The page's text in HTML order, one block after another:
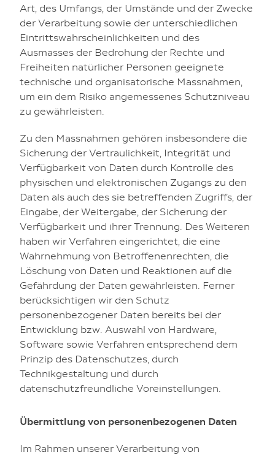
Art, des Umfangs, der Umstände und der Zwecke
der Verarbeitung sowie der unterschiedlichen
Eintrittswahrscheinlichkeiten und des
Ausmasses der Bedrohung der Rechte und
Freiheiten natürlicher Personen geeignete
technische und organisatorische Massnahmen,
um ein dem Risiko angemessenes Schutzniveau
zu gewährleisten.
Zu den Massnahmen gehören insbesondere die
Sicherung der Vertraulichkeit, Integrität und
Verfügbarkeit von Daten durch Kontrolle des
physischen und elektronischen Zugangs zu den
Daten als auch des sie betreffenden Zugriffs, der
Eingabe, der Weitergabe, der Sicherung der
Verfügbarkeit und ihrer Trennung. Des Weiteren
haben wir Verfahren eingerichtet, die eine
Wahrnehmung von Betroffenenrechten, die
Löschung von Daten und Reaktionen auf die
Gefährdung der Daten gewährleisten. Ferner
berücksichtigen wir den Schutz
personenbezogener Daten bereits bei der
Entwicklung bzw. Auswahl von Hardware,
Software sowie Verfahren entsprechend dem
Prinzip des Datenschutzes, durch
Technikgestaltung und durch
datenschutzfreundliche Voreinstellungen.
Übermittlung von personenbezogenen Daten
Im Rahmen unserer Verarbeitung von